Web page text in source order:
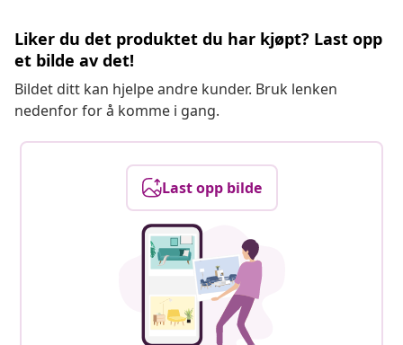
Liker du det produktet du har kjøpt? Last opp
et bilde av det!
Bildet ditt kan hjelpe andre kunder. Bruk lenken
nedenfor for å komme i gang.
Last opp bilde